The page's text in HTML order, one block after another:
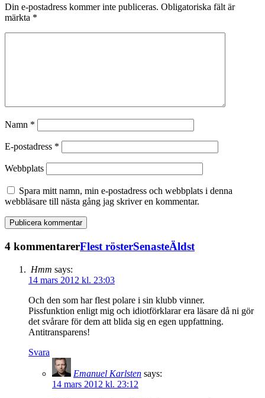
Din e-postadress kommer inte publiceras. Obligatoriska fält är
märkta *
Namn *
E-postadress *
Webbplats
Spara mitt namn, min e-postadress och webbplats i denna
webbläsare till nästa gång jag skriver en kommentar.
4 kommentarerFlest rösterSenasteÄldst
Hmm says:
14 mars 2012 kl. 23:03
Och den som har flest polare i sin klubb vinner.
Pissfunktion enligt mig och idiotförklarar era läsare då ni gör
det svårare för dem att blida sig en egen uppfattning.
Antitransparens!
Svara
Emanuel Karlsten says:
14 mars 2012 kl. 23:12